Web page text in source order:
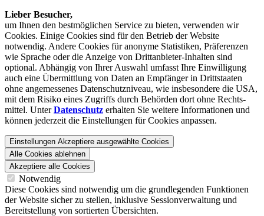
Lieber Besucher,
um Ihnen den best­möglichen Service zu bieten, verwenden wir
Cookies. Einige Cookies sind für den Betrieb der Website
notwendig. Andere Cookies für anonyme Statistiken, Präferenzen
wie Sprache oder die Anzeige von Dritt­anbieter-Inhalten sind
optional. Abhängig von Ihrer Auswahl umfasst Ihre Einwilligung
auch eine Übermittlung von Daten an Empfänger in Drittstaaten
ohne angemessenes Daten­schutz­niveau, wie insbesondere die USA,
mit dem Risiko eines Zugriffs durch Behörden dort ohne Rechts­
mittel. UnterDatenschutz erhalten Sie weitere Informationen und
können jederzeit die Einstellungen für Cookies anpassen.
Einstellungen Akzeptiere ausgewählte Cookies
Alle Cookies ablehnen
Akzeptiere alle Cookies
Notwendig
Diese Cookies sind notwendig um die grundlegenden Funktionen
der Website sicher zu stellen, inklusive Sessionverwaltung und
Bereitstellung von sortierten Übersichten.